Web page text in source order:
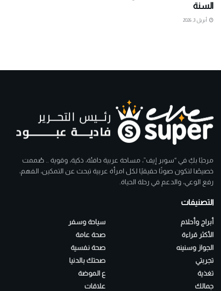
السنة
أبريل 3, 2026
مرحبًا بكِ في “سوبر إيف”، مساحة عربية دافئة، ذكية، وقوية .. صُممت
خصيصًا لتكون صوتًا حقيقيًا لكل امرأة عربية تبحث عن التمكين، الفهم،
رفع الوعي، والدعم في رحلة الحياة.
التصنيفات
أبراج وأحلام
الأكثر قراءة
الجواز وسنينه
تجربتي
تغذية
جمالك
سياحة وسفر
صحة عامة
صحة نفسية
صحتك بالدنيا
ع الموضة
علاقات